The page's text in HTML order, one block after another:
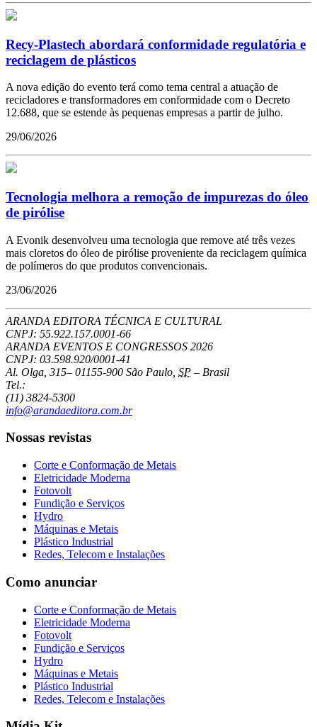
Recy-Plastech abordará conformidade regulatória e
reciclagem de plásticos
A nova edição do evento terá como tema central a atuação de
recicladores e transformadores em conformidade com o Decreto
12.688, que se estende às pequenas empresas a partir de julho.
29/06/2026
Tecnologia melhora a remoção de impurezas do óleo
de pirólise
A Evonik desenvolveu uma tecnologia que remove até três vezes
mais cloretos do óleo de pirólise proveniente da reciclagem química
de polímeros do que produtos convencionais.
23/06/2026
ARANDA EDITORA TÉCNICA E CULTURAL
CNPJ: 55.922.157.0001-66
ARANDA EVENTOS E CONGRESSOS 2026
CNPJ: 03.598.920/0001-41
Al. Olga, 315– 01155-900 São Paulo SP – Brasil
Tel.:
(11) 3824-5300
info@arandaeditora.com.br
Nossas revistas
Corte e Conformação de Metais
Eletricidade Moderna
Fotovolt
Fundição e Serviços
Hydro
Máquinas e Metais
Plástico Industrial
Redes, Telecom e Instalações
Como anunciar
Corte e Conformação de Metais
Eletricidade Moderna
Fotovolt
Fundição e Serviços
Hydro
Máquinas e Metais
Plástico Industrial
Redes, Telecom e Instalações